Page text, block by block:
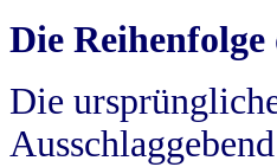
Die
Die